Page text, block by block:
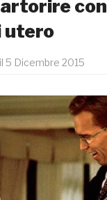
con
utero
il 5 Dicembre 2015